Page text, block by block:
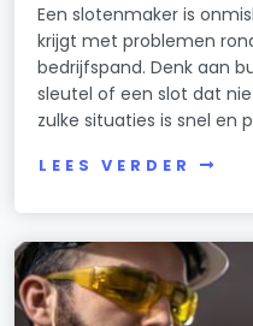
Een slotenmaker is
krijgt met problemen
bedrijfspand. Denk aan
sleutel of een slot dat
zulke situaties is snel en
LEES VERDER